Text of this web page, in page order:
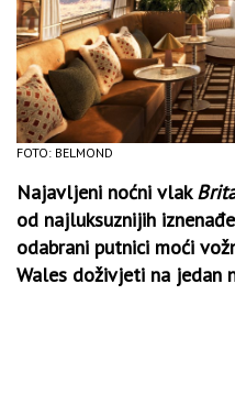
FOTO: BELMOND
Najavljeni noćni vlak
od najluksuznijih
odabrani putnici moći
Wales doživjeti na jedan